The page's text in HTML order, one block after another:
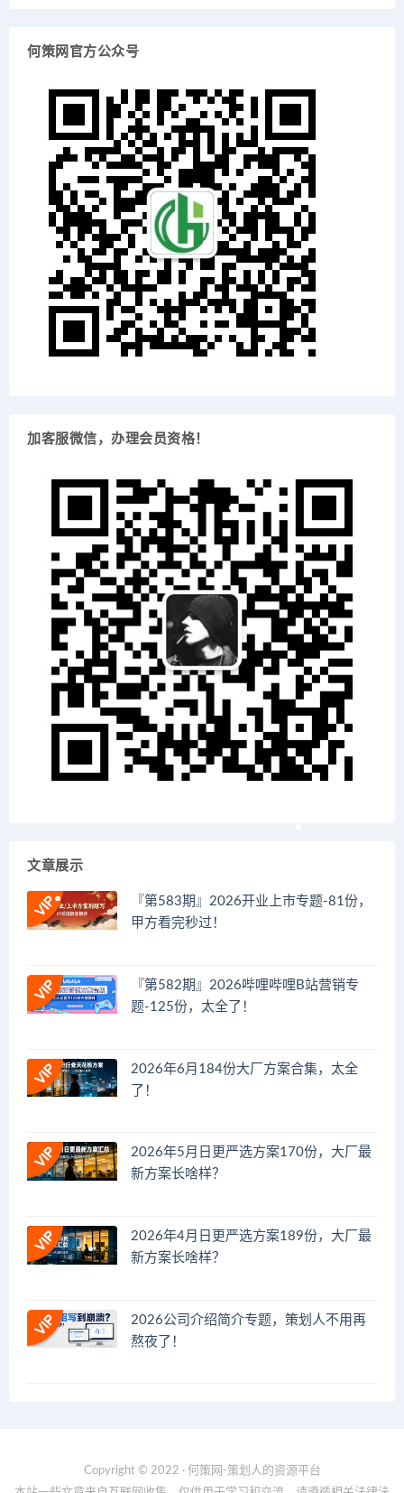
何策网官方公众号
加客服微信，办理会员资格！
文章展示
『第583期』2026开业上市专题-81份，
甲方看完秒过！
『第582期』2026哔哩哔哩B站营销专
题-125份，太全了！
2026年6月184份大厂方案合集，太全
了！
2026年5月日更严选方案170份，大厂最
新方案长啥样？
2026年4月日更严选方案189份，大厂最
新方案长啥样？
2026公司介绍简介专题，策划人不用再
熬夜了！
Copyright © 2022 · 何策网-策划人的资源平台